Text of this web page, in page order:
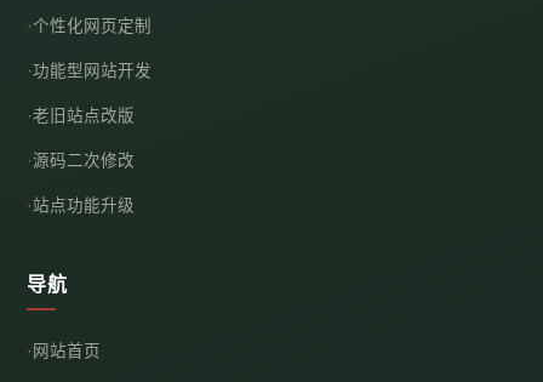
个性化网页定制
功能型网站开发
老旧站点改版
源码二次修改
站点功能升级
导航
网站首页